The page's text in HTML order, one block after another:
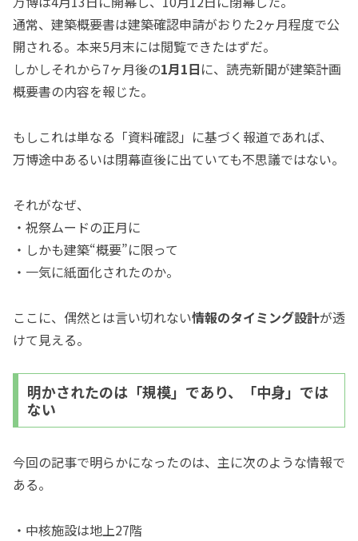
通常、建築概要書は建築確認申請がおりた2ヶ月程度で公
開される。本来5月末には閲覧できたはずだ。
しかしそれから7ヶ月後の1月1日に、読売新聞が建築計画
概要書の内容を報じた。
もしこれは単なる「資料確認」に基づく報道であれば、
万博途中あるいは閉幕直後に出ていても不思議ではない。
それがなぜ、
・祝祭ムードの正月に
・しかも建築“概要”に限って
・一気に紙面化されたのか。
ここに、偶然とは言い切れない情報のタイミング設計が透
けて見える。
明かされたのは「規模」であり、「中身」では
ない
今回の記事で明らかになったのは、主に次のような情報で
ある。
・中核施設は地上27階